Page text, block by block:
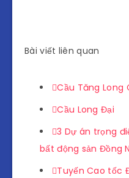
Bài viết liên quan
Cầu Tăng Long
Cầu Long Đại
3 Dự án trọng
bất động sản Đồng
Tuyến Cao tốc